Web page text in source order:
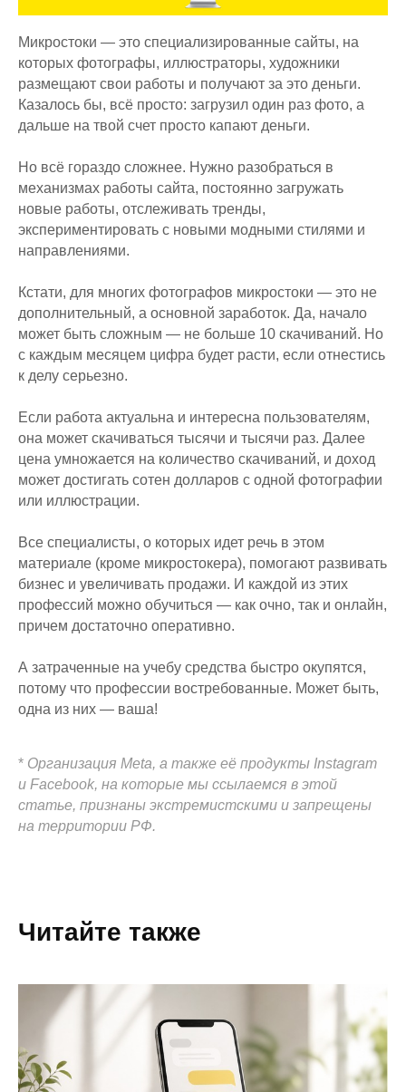
Микростоки — это специализированные сайты, на
которых фотографы, иллюстраторы, художники
размещают свои работы и получают за это деньги.
Казалось бы, всё просто: загрузил один раз фото, а
дальше на твой счет просто капают деньги.
Но всё гораздо сложнее. Нужно разобраться в
механизмах работы сайта, постоянно загружать
новые работы, отслеживать тренды,
экспериментировать с новыми модными стилями и
направлениями.
Кстати, для многих фотографов микростоки — это не
дополнительный, а основной заработок. Да, начало
может быть сложным — не больше 10 скачиваний. Но
с каждым месяцем цифра будет расти, если отнестись
к делу серьезно.
Если работа актуальна и интересна пользователям,
она может скачиваться тысячи и тысячи раз. Далее
цена умножается на количество скачиваний, и доход
может достигать сотен долларов с одной фотографии
или иллюстрации.
Все специалисты, о которых идет речь в этом
материале (кроме микростокера), помогают развивать
бизнес и увеличивать продажи. И каждой из этих
профессий можно обучиться — как очно, так и онлайн,
причем достаточно оперативно.
А затраченные на учебу средства быстро окупятся,
потому что профессии востребованные. Может быть,
одна из них — ваша!
* Организация Meta, а также её продукты Instagram
и Facebook, на которые мы ссылаемся в этой
статье, признаны экстремистскими и запрещены
на территории РФ.
Читайте также